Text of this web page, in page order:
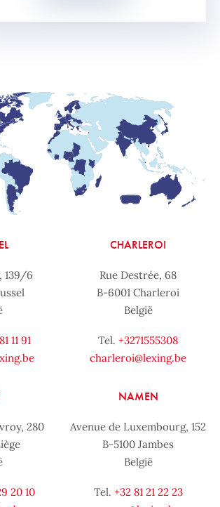
139/6
11 91
CHARLEROI
Rue Destrée, 68
B-6001 Charleroi
België
Tel. +3271555308
charleroi@lexing.be
280
20 10
NAMEN
Avenue de Luxembourg, 152
B-5100 Jambes
België
Tel. +32 81 21 22 23